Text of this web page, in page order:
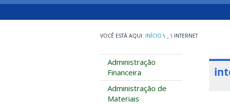
INÍCIO \ \ INTERNET
Administração
Financeira
Administração de
Materiais